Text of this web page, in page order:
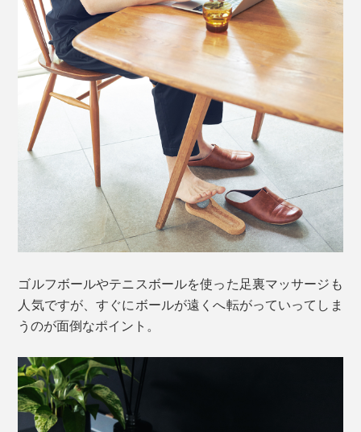
写真はカレリアンソープストーンの岩
長い長い年月をかけて圧縮され、高山の下で眠っていた
その溶岩が、カレリアン・ソープストーン。
その後、4度の氷河期によって山が削り取られていき、
フィンランド北東部の地表近くから発見されました。
※取り出す時はトングなどを使用し、火傷しないようお気をつけください
お湯から出した直後はとても熱いので、コルクボードの
上で少し冷まし、適温になったらほぐしたい部分にコロ
コロとローリングさせてください。
こわばっていた筋肉にちょうどいい刺激を与えながら、
ソープストーンからの熱がじんわり伝わって、これがな
ゴルフボールやテニスボールを使った足裏マッサージも
人気ですが、すぐにボールが遠くへ転がっていってしま
うのが面倒なポイント。